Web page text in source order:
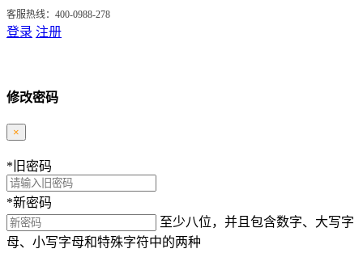
客服热线：400-0988-278
登录 注册
修改密码
×
* 旧密码
*新密码
至少八位，并且包含数字、大写字
母、小写字母和特殊字符中的两种